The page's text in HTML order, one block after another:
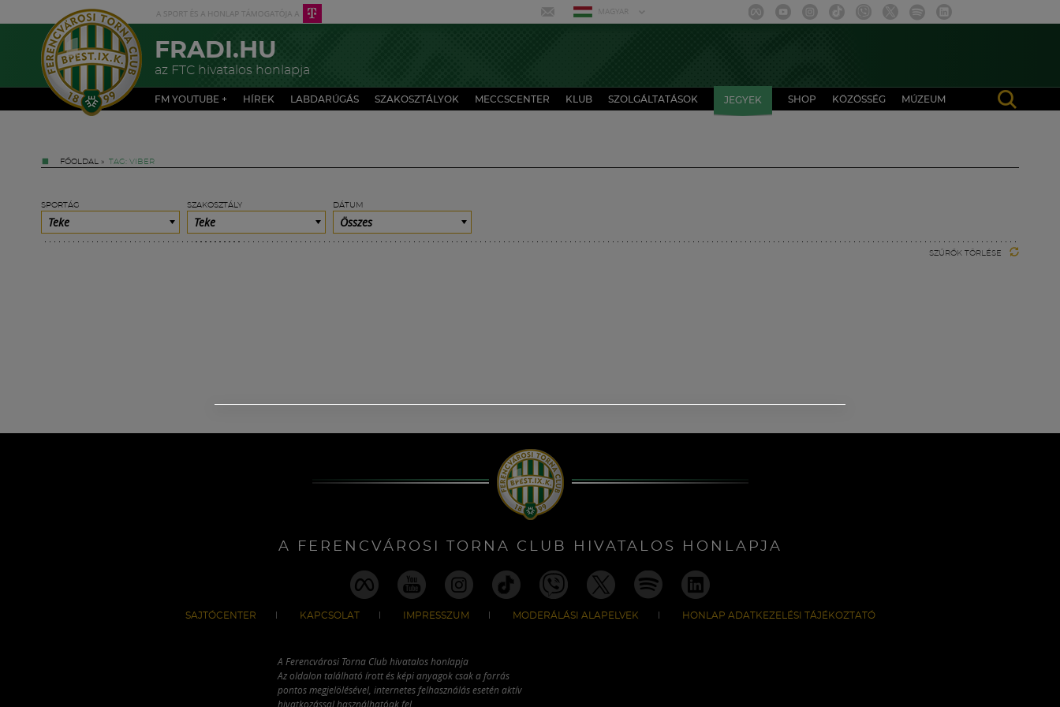
MAGYAR
FRADI.HU
az FTC hivatalos honlapja
FM YOUTUBE + HÍREK LABDARÚGÁS SZAKOSZTÁLYOK MECCSCENTER KLUB SZOLGÁLTATÁSOK JEGYEK SHOP KÖZÖSSÉG MÚZEUM
FŐOLDAL » TAG: VIBER
SPORTÁG
Teke
SZAKOSZTÁLY
Teke
DÁTUM
Összes
SZŰRŐK TÖRLÉSE
A FERENCVÁROSI TORNA CLUB HIVATALOS HONLAPJA
SAJTÓCENTER KAPCSOLAT IMPRESSZUM MODERÁLÁSI ALAPELVEK HONLAP ADATKEZELÉSI TÁJÉKOZTATÓ
A Ferencvárosi Torna Club hivatalos honlapja
Az oldalon található írott és képi anyagok csak a forrás
pontos megjelölésével, internetes felhasználás esetén aktív
hivatkozással használhatóak fel.